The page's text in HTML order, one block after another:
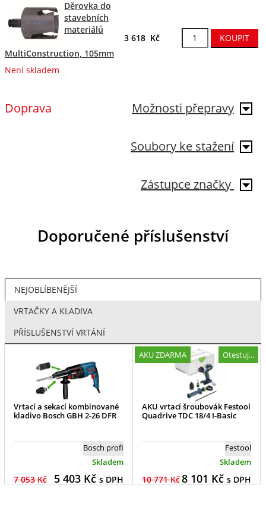
Děrovka do
stavebních
materiálů
MultiConstruction, 105mm
Není skladem
3 618 Kč
Možnosti přepravy
Doprava
Soubory ke stažení
Zástupce značky
Doporučené příslušenství
NEJOBLÍBENĚJŠÍ
VRTAČKY A KLADIVA
PŘÍSLUŠENSTVÍ VRTÁNÍ
Vrtací a sekací kombinované
kladivo Bosch GBH 2-26 DFR
Bosch profi
Skladem
7 053 Kč 5 403Kč s DPH
AKU ZDARMA Otestuj...
AKU vrtací šroubovák Festool
Quadrive TDC 18/4 I-Basic
Festool
Skladem
10 771 Kč8 101 Kč s DPH